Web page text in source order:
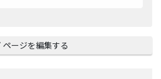
ページを編集する